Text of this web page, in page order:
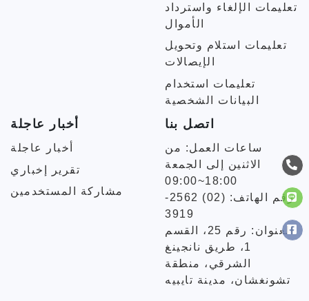
تعليمات الإلغاء واسترداد
الأموال
تعليمات استلام وتحويل
الإيصالات
تعليمات استخدام
البيانات الشخصية
أخبار عاجلة
أخبار عاجلة
تقرير إخباري
مشاركة المستخدمين
اتصل بنا
ساعات العمل: من
الاثنين إلى الجمعة
09:00~18:00
رقم الهاتف: (02) 2562-
3919
العنوان: رقم 25، القسم
1، طريق نانجينغ
الشرقي، منطقة
تشونغشان، مدينة تايبيه